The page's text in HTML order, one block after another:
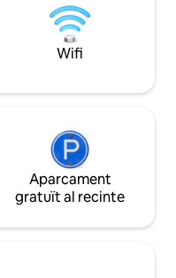
«king
i
explorar el mont
és realment el
Wifi
Aparcament
gratuït al recinte